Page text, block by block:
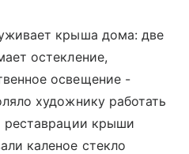
крыша дома: две
остекление,
освещение -
художнику работать
реставрации крыши
каленое стекло